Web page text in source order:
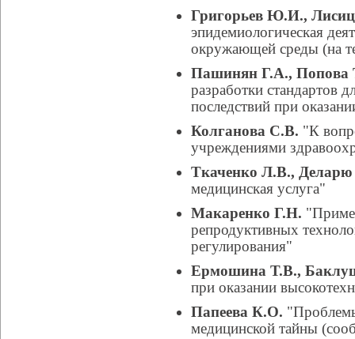
Григорьев Ю.И.,
эпидемиологическая
окружающей среды (на
Пашинян Г.А., Попова
разработки стандартов
последствий при
Колганова С.В. "К
учреждениями
Ткаченко Л.В.,
медицинская услуга"
Макаренко Г.Н.
репродуктивных
регулирования"
Ермошина Т.В.,
при оказании
Папеева К.О.
медицинской тайны